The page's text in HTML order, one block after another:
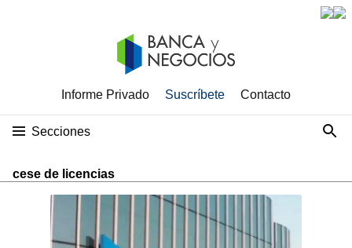
Informe Privado Suscríbete Contacto
Secciones
cese de licencias